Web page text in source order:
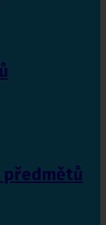
předmětů